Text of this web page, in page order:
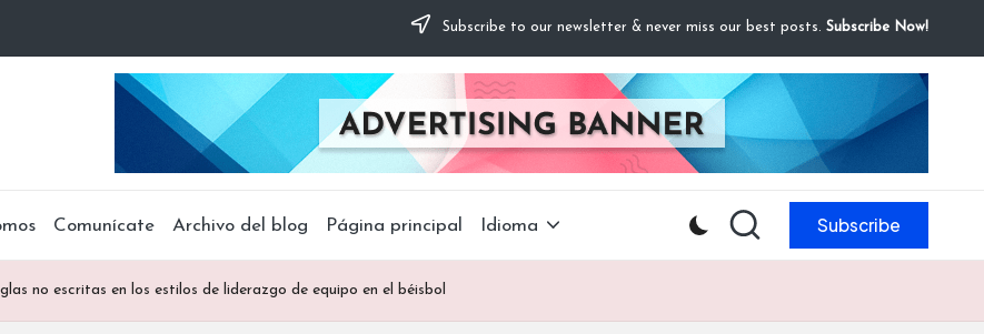
Subscribe to our newsletter & never miss our best posts. Subscribe Now!
Comunícate Archivo del blog Página principal Idioma Subscribe
no escritas en los estilos de liderazgo de equipo en el béisbol